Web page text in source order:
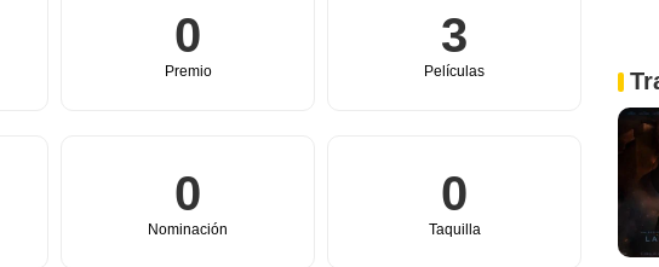
0
Premio
3
Películas
0
Nominación
0
Taquilla